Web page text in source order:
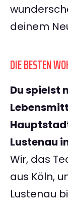
deinem
DIE BESTEN
Du spielst
Lustenau
Wir, das
aus Köln,
Lustenau